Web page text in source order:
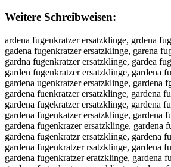
Weitere Schreibweisen:
ardena fugenkratzer ersatzklinge, grdena fugenkratzer ersatzklinge, gadena fugenkratzer ersatzklinge, garena fugenkratzer ersatzklinge, gardna fugenkratzer ersatzklinge, gardea fugenkratzer ersatzklinge, garden fugenkratzer ersatzklinge, gardena fugenkratzer ersatzklinge, gardena ugenkratzer ersatzklinge, gardena fgenkratzer ersatzklinge, gardena fuenkratzer ersatzklinge, gardena fugnkratzer ersatzklinge, gardena fugekratzer ersatzklinge, gardena fugenratzer ersatzklinge, gardena fugenkatzer ersatzklinge, gardena fugenkrtzer ersatzklinge, gardena fugenkrazer ersatzklinge, gardena fugenkrater ersatzklinge, gardena fugenkratzr ersatzklinge, gardena fugenkratze ersatzklinge, gardena fugenkratzer rsatzklinge, gardena fugenkratzer esatzklinge, gardena fugenkratzer eratzklinge, gardena fugenkratzer erstzklinge, gardena fugenkratzer ersazklinge, gardena fugenkratzer ersatklinge, gardena fugenkratzer ersatzlinge, gardena fugenkratzer ersatzkinge, gardena fugenkratzer ersatzklnge, gardena fugenkratzer ersatzklige, gardena fugenkratzer ersatzkline, gardena fugenkratzer ersatzkling, ggardena fugenkratzer ersatzklinge, gaardena fugenkratzer ersatzklinge, garrdena fugenkratzer ersatzklinge, garddena fugenkratzer ersatzklinge, gardeena fugenkratzer ersatzklinge, gardenna fugenkratzer ersatzklinge, gardenaa fugenkratzer ersatzklinge, gardena ffugenkratzer ersatzklinge, gardena fuugenkratzer ersatzklinge, gardena fuggenkratzer ersatzklinge, gardena fugeenkratzer ersatzklinge, gardena fugennkratzer ersatzklinge, gardena fugenkkratzer ersatzklinge, gardena fugenkrratzer ersatzklinge, gardena fugenkraatzer ersatzklinge, gardena fugenkrattzer ersatzklinge, gardena fugenkratzzer ersatzklinge, gardena fugenkratzeer ersatzklinge, gardena fugenkratzerr ersatzklinge, gardena fugenkratzer eersatzklinge, gardena fugenkratzer errsatzklinge, gardena fugenkratzer erssatzklinge, gardena fugenkratzer ersaatzklinge, gardena fugenkratzer ersattzklinge, gardena fugenkratzer ersatzzklinge, gardena fugenkratzer ersatzkklinge, gardena fugenkratzer ersatzkllinge, gardena fugenkratzer ersatzkliinge, gardena fugenkratzer ersatzklinnge, gardena fugenkratzer ersatzklingge, gardena fugenkratzer ersatzklingee, agrdena fugenkratzer ersatzklinge, gradena fugenkratzer ersatzklinge, gadrena fugenkratzer ersatzklinge, garedna fugenkratzer ersatzklinge, gardnea fugenkratzer ersatzklinge, gardean fugenkratzer ersatzklinge, garden afugenkratzer ersatzklinge, gardenaf ugenkratzer ersatzklinge, gardena ufgenkratzer ersatzklinge, gardena fguenkratzer ersatzklinge, gardena fuegnkratzer ersatzklinge, gardena fugnekratzer ersatzklinge, gardena fugeknratzer ersatzklinge, gardena fugenrkatzer ersatzklinge, gardena fugenkartzer ersatzklinge, gardena fugenkrtazer ersatzklinge, gardena fugenkrazter ersatzklinge, gardena fugenkratezr ersatzklinge, gardena fugenkratzre ersatzklinge, gardena fugenkratze rersatzklinge, gardena fugenkratzere rsatzklinge, gardena fugenkratzer resatzklinge, gardena fugenkratzer esratzklinge, gardena fugenkratzer erastzklinge, gardena fugenkratzer erstazklinge, gardena fugenkratzer ersaztklinge, gardena fugenkratzer ersatkzlinge, gardena fugenkratzer ersatzlkinge, gardena fugenkratzer ersatzkilnge, gardena fugenkratzer ersatzklnige, gardena fugenkratzer ersatzkligne, gardena fugenkratzer ersatzklineg, gardenafugenkratzer ersatzklinge, gardena fugenkratzerersatzklinge, rardena fugenkratzer ersatzklinge, fardena fugenkratzer ersatzklinge, vardena fugenkratzer ersatzklinge, tardena fugenkratzer ersatzklinge, bardena fugenkratzer ersatzklinge, yardena fugenkratzer ersatzklinge, hardena fugenkratzer ersatzklinge, nardena fugenkratzer ersatzklinge, gqrdena fugenkratzer ersatzklinge, gwrdena fugenkratzer ersatzklinge, gzrdena fugenkratzer ersatzklinge, gxrdena fugenkratzer ersatzklinge, gaedena fugenkratzer ersatzklinge, gaddena fugenkratzer ersatzklinge, gafdena fugenkratzer ersatzklinge, gagdena fugenkratzer ersatzklinge, gatdena fugenkratzer ersatzklinge, ga4dena fugenkratzer ersatzklinge, ga5dena fugenkratzer ersatzklinge, garxena fugenkratzer ersatzklinge, garsena fugenkratzer ersatzklinge, garwena fugenkratzer ersatzklinge, gareena fugenkratzer ersatzklinge, garrena fugenkratzer ersatzklinge, garfena fugenkratzer ersatzklinge, garvena fugenkratzer ersatzklinge, garcena fugenkratzer ersatzklinge, gardwna fugenkratzer ersatzklinge, gardsna fugenkratzer ersatzklinge, garddna fugenkratzer ersatzklinge, gardfna fugenkratzer ersatzklinge, gardrna fugenkratzer ersatzklinge, gard3na fugenkratzer ersatzklinge, gard4na fugenkratzer ersatzklinge, garde a fugenkratzer ersatzklinge, gardeba fugenkratzer ersatzklinge, gardega fugenkratzer ersatzklinge, gardeha fugenkratzer ersatzklinge, gardeja fugenkratzer ersatzklinge, gardema fugenkratzer ersatzklinge, gardenq fugenkratzer ersatzklinge, gardenw fugenkratzer ersatzklinge, gardenz fugenkratzer ersatzklinge, gardenx fugenkratzer ersatzklinge, gardena cugenkratzer ersatzklinge, gardena dugenkratzer ersatzklinge, gardena eugenkratzer ersatzklinge, gardena rugenkratzer ersatzklinge, gardena tugenkratzer ersatzklinge, gardena gugenkratzer ersatzklinge, gardena bugenkratzer ersatzklinge, gardena vugenkratzer ersatzklinge, gardena fygenkratzer ersatzklinge, gardena fhgenkratzer ersatzklinge, gardena fjgenkratzer ersatzklinge, gardena fkgenkratzer ersatzklinge, gardena figenkratzer ersatzklinge, gardena f7genkratzer ersatzklinge, gardena f8genkratzer ersatzklinge, gardena furenkratzer ersatzklinge, gardena fufenkratzer ersatzklinge, gardena fuvenkratzer ersatzklinge, gardena futenkratzer ersatzklinge, gardena fubenkratzer ersatzklinge, gardena fuyenkratzer ersatzklinge, gardena fuhenkratzer ersatzklinge, gardena funenkratzer ersatzklinge, gardena fugwnkratzer ersatzklinge, gardena fugsnkratzer ersatzklinge, gardena fugdnkratzer ersatzklinge, gardena fugfnkratzer ersatzklinge, gardena fugrnkratzer ersatzklinge, gardena fug3nkratzer ersatzklinge, gardena fug4nkratzer ersatzklinge, gardena fuge kratzer ersatzklinge, gardena fugebkratzer ersatzklinge, gardena fugegkratzer ersatzklinge, gardena fugehkratzer ersatzklinge, gardena fugejkratzer ersatzklinge, gardena fugemkratzer ersatzklinge, gardena fugenuratzer ersatzklinge, gardena fugenjratzer ersatzklinge, gardena fugenmratzer ersatzklinge, gardena fugenlratzer ersatzklinge, gardena fugenoratzer ersatzklinge, gardena fugenkeatzer ersatzklinge, gardena fugenkdatzer ersatzklinge, gardena fugenkfatzer ersatzklinge, gardena fugenkgatzer ersatzklinge,